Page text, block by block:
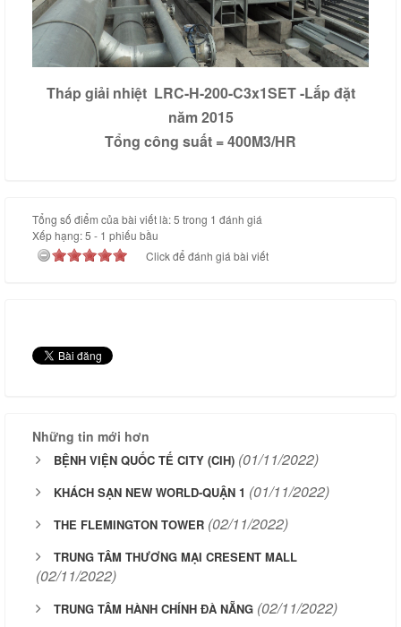
Tháp giải nhiệt LRC-H-200-C3x1SET -Lắp đặt
năm 2015
Tổng công suất = 400M3/HR
Tổng số điểm của bài viết là: 5 trong 1 đánh giá
Xếp hạng:5 - 1 phiếu bầu
Click để đánh giá bài viết
Những tin mới hơn
BỆNH VIỆN QUỐC TẾ CITY (CIH) (01/11/2022)
KHÁCH SẠN NEW WORLD-QUẬN 1 (01/11/2022)
THE FLEMINGTON TOWER (02/11/2022)
TRUNG TÂM THƯƠNG MẠI CRESENT MALL
(02/11/2022)
TRUNG TÂM HÀNH CHÍNH ĐÀ NẴNG (02/11/2022)